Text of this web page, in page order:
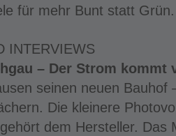
für mehr Bunt statt Grün.
INTERVIEWS
– Der Strom kommt
seinen neuen Bauhof
Die kleinere
dem Hersteller. Das